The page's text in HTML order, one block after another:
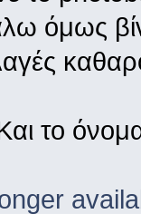
όμως
το